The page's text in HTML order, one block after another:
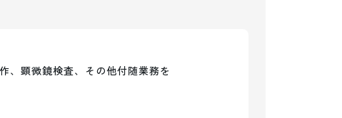
、顕微鏡検査、その他付随業務を